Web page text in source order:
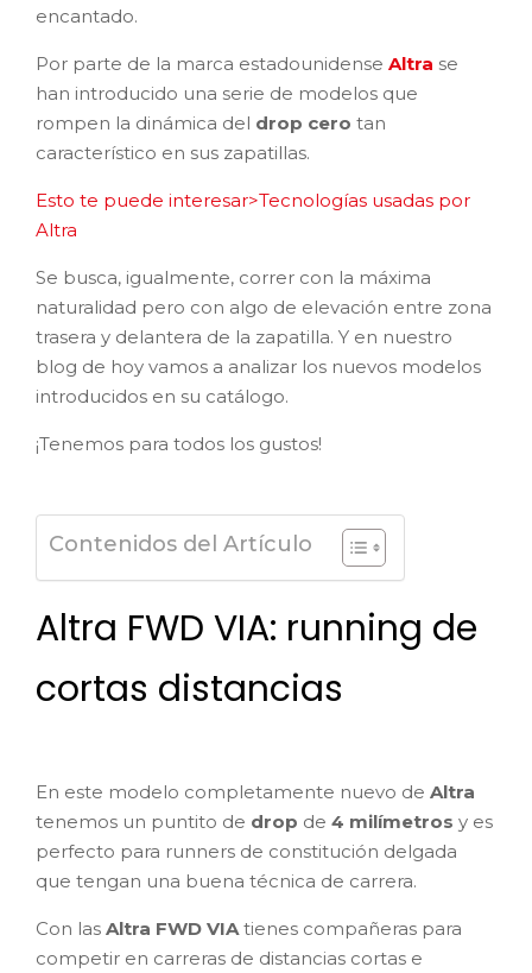
encantado.
Por parte de la marca estadounidense Altra se
han introducido una serie de modelos que
rompen la dinámica del drop cero tan
característico en sus zapatillas.
Esto te puede interesar>Tecnologías usadas por
Altra
Se busca, igualmente, correr con la máxima
naturalidad pero con algo de elevación entre zona
trasera y delantera de la zapatilla. Y en nuestro
blog de hoy vamos a analizar los nuevos modelos
introducidos en su catálogo.
¡Tenemos para todos los gustos!
Contenidos del Artículo
Altra FWD VIA: running de
cortas distancias
En este modelo completamente nuevo de Altra
tenemos un puntito de drop de 4 milímetros y es
perfecto para runners de constitución delgada
que tengan una buena técnica de carrera.
Con las Altra FWD VIA tienes compañeras para
competir en carreras de distancias cortas e